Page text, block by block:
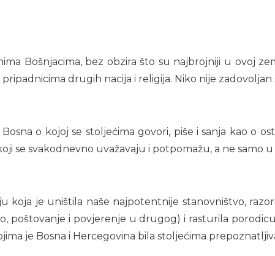
Bošnjacima, bez obzira što su najbrojniji u ovoj
pripadnicima drugih nacija i religija. Niko nije
o kojoj se stoljećima govori, piše i sanja kao o
se svakodnevno uvažavaju i potpomažu, a ne samo
koja je uništila naše najpotentnije stanovništvo,
poštovanje i povjerenje u drugog) i rasturila
je Bosna i Hercegovina bila stoljećima